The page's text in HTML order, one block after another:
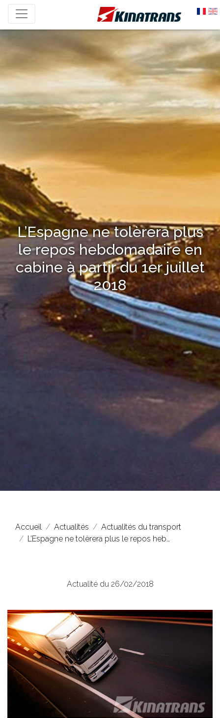
L’Espagne ne tolèrera plus
le repos hebdomadaire en
cabine à partir du 1er juillet
2018
Accueil Actualités
Actualités du transport
L’Espagne ne tolèrera plus le repos heb…
Actualité du 26/02/2018